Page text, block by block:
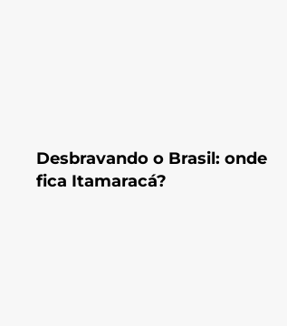
Desbravando o Brasil: onde
fica Itamaracá?